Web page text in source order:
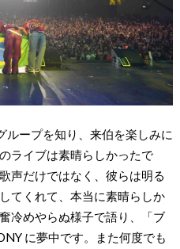
ープを知り、来伯を楽しみに
ライブは素晴らしかったで
声だけではなく、彼らは明る
てくれて、本当に素晴らしか
冷めやらぬ様子で語り、「ブ
に夢中です。また何度でも